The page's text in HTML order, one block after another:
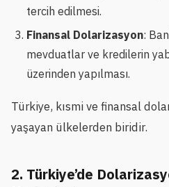
tercih edilmesi.
Finansal Dolarizasyon:
mevduatlar ve kredilerin
üzerinden yapılması.
Türkiye, kısmi ve finansal
yaşayan ülkelerden biridir.
2. Türkiye’de